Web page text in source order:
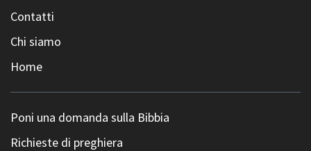
Contatti
Chi siamo
Home
Poni una domanda sulla Bibbia
Richieste di preghiera